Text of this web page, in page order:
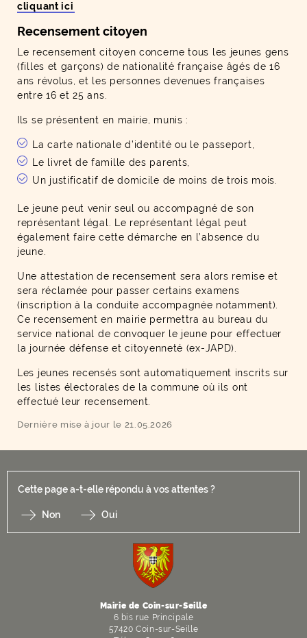
cliquant ici
Recensement citoyen
Le recensement citoyen concerne tous les jeunes gens
(filles et garçons) de nationalité française âgés de 16
ans révolus, et les personnes devenues françaises
entre 16 et 25 ans.
Ils se présentent en mairie, munis :
La carte nationale d’identité ou le passeport,
Le livret de famille des parents,
Un justificatif de domicile de moins de trois mois.
Le jeune peut venir seul ou accompagné de son
représentant légal. Le représentant légal peut
également faire cette démarche en l’absence du
jeune.
Une attestation de recensement sera alors remise et
sera réclamée pour passer certains examens
(inscription à la conduite accompagnée notamment).
Ce recensement en mairie permettra au bureau du
service national de convoquer le jeune pour effectuer
la journée défense et citoyenneté (ex-JAPD).
Les jeunes recensés sont automatiquement inscrits sur
les listes électorales de la commune où ils ont
effectué leur recensement.
Dernière mise à jour le 21.05.2026
Cette page a-t-elle répondu à vos attentes ?
Non Oui
Mairie de Coin-sur-Seille
6 bis rue Principale
57420 Coin-sur-Seille